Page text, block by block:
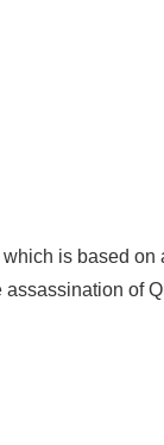
is based on
of